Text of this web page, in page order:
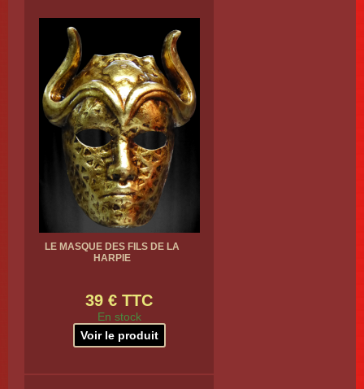
LE MASQUE DES FILS DE LA
HARPIE
39 € TTC
En stock
Voir le produit